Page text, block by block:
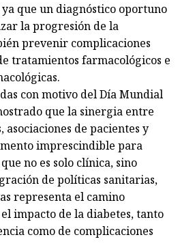
que un diagnóstico oportuno
la progresión de la
prevenir complicaciones
tratamientos farmacológicos e
con motivo del Día Mundial
que la sinergia entre
de pacientes y
imprescindible para
no es solo clínica, sino
de políticas sanitarias,
representa el camino
impacto de la diabetes, tanto
como de complicaciones